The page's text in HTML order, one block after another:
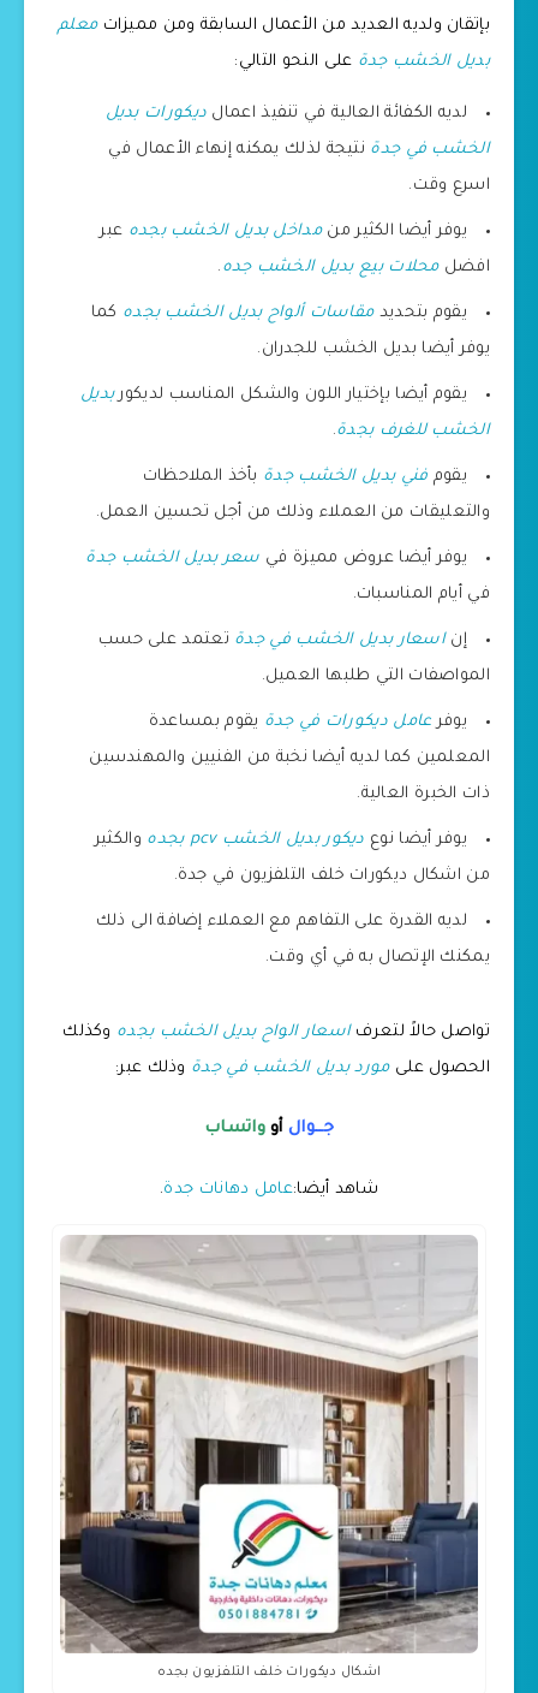
بإتقان ولديه العديد من الأعمال السابقة ومن مميزاتمعلم
بديل الخشب جدة على النحو التالي:
لديه الكفائة العالية في تنفيذ اعمال ديكورات بديل
الخشب في جدة نتيجة لذلك يمكنه إنهاء الأعمال في
اسرع وقت.
يوفر أيضا الكثير منمداخل بديل الخشب بجده عبر
افضلمحلات بيع بديل الخشب جده .
يقوم بتحديدمقاسات ألواح بديل الخشب بجده كما
يوفر أيضا بديل الخشب للجدران.
يقوم أيضا بإختيار اللون والشكل المناسب لديكوربديل
الخشب للغرف بجدة.
يقوم فني بديل الخشب جدة بأخذ الملاحظات
والتعليقات من العملاء وذلك من أجل تحسين العمل.
يوفر أيضا عروض مميزة في سعر بديل الخشب جدة
في أيام المناسبات.
إناسعار بديل الخشب في جدة تعتمد على حسب
المواصفات التي طلبها العميل.
يوفر عامل ديكورات في جدة يقوم بمساعدة
المعلمين كما لديه أيضا نخبة من الفنيين والمهندسين
ذات الخبرة العالية.
يوفر أيضا نوع ديكور بديل الخشب pcv بجده
والكثير
من اشكال ديكورات خلف التلفزيون في جدة.
لديه القدرة على التفاهم مع العملاء إضافة الى ذلك
يمكنك الإتصال به في أي وقت.
تواصل حالاً لتعرفاسعار الواح بديل الخشب بجده وكذلك
الحصول علىمورد بديل الخشب في جدة وذلك عبر:
جــوالأوواتساب
شاهد أيضا:عامل دهانات جدة.
اشكال ديكورات خلف التلفزيون بجده